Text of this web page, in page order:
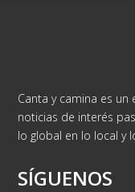
Canta y camina es
noticias de interés
lo global en lo local y
SÍGUENOS